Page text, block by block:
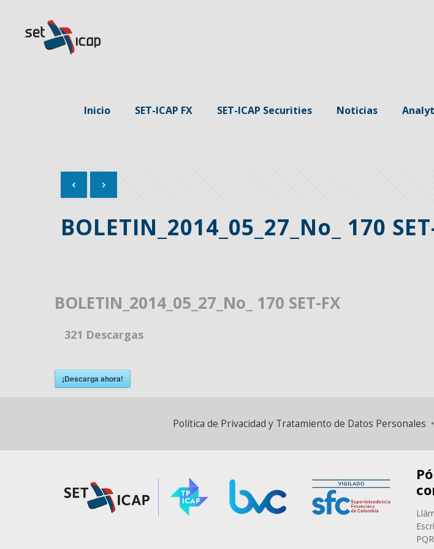
Inicio SET-ICAP FX SET-ICAP Securities Noticias
BOLETIN_2014_05_27_No_ 170
BOLETIN_2014_05_27_No_ 170 SET-FX
321 Descargas
¡Descarga ahora!
Política de Privacidad y Tratamiento de Datos Personales